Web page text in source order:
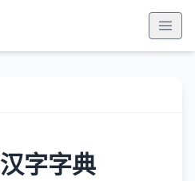
汉字字典